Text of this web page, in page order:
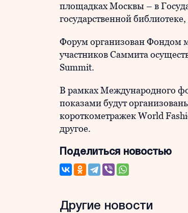
площадках Москвы – в
государственной
Форум организован Фондом
участников Саммита
Summit.
В рамках Международного
показами будут
короткометражек World
другое.
Поделиться новостью
Другие новости